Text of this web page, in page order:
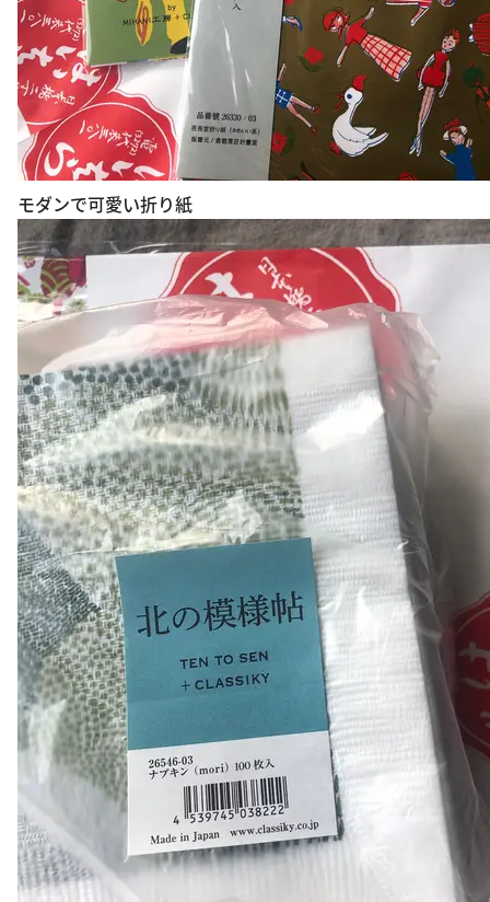
モダンで可愛い折り紙